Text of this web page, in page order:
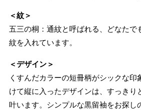
＜紋＞
五三の桐：通紋と呼ばれる、どなたで
紋を入れています。
＜デザイン＞
くすんだカラーの短冊柄がシックな印
けて縦に入ったデザインは、すっきり
叶います。シンプルな黒留袖をお探し